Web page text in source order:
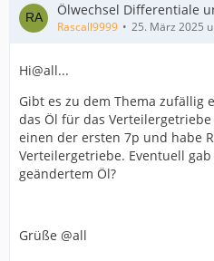
Ölwechsel Differentiale
Rascall9999 25. März 2025
Hi@all...
Gibt es zu dem Thema zufällig
das Öl für das
einen der ersten 7p und habe
Verteilergetriebe. Eventuell
geändertem Öl?
Grüße @all